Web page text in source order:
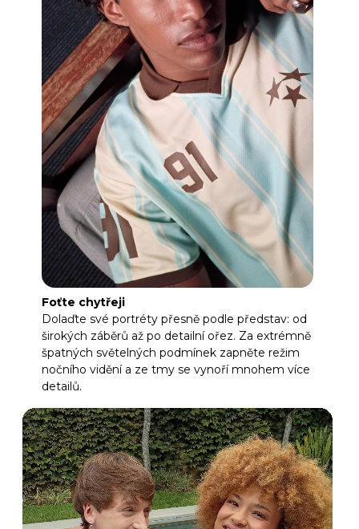
Foťte chytřeji
Dolaďte své portréty přesně podle představ: od
širokých záběrů až po detailní ořez. Za extrémně
špatných světelných podmínek zapněte režim
nočního vidění a ze tmy se vynoří mnohem více
detailů.